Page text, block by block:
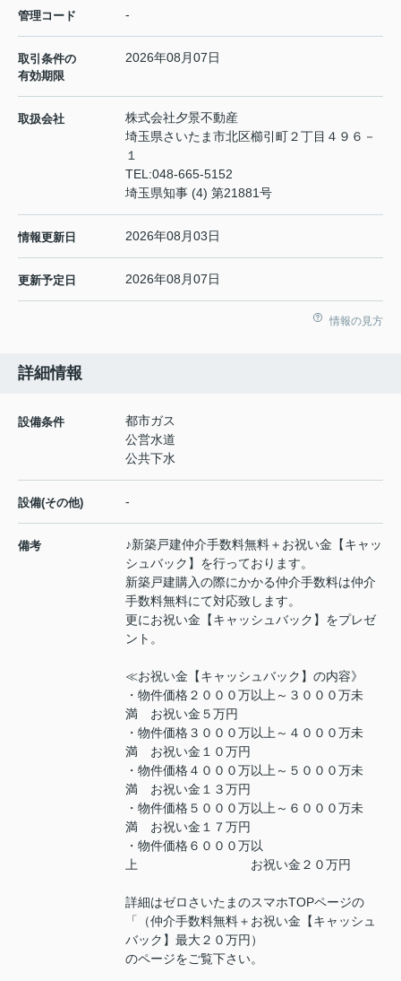
管理コード -
取引条件の
有効期限
2026年08月07日
取扱会社
株式会社夕景不動産
埼玉県さいたま市北区櫛引町２丁目４９６－
１
TEL:048-665-5152
埼玉県知事 (4) 第21881号
情報更新日 2026年08月03日
更新予定日 2026年08月07日
情報の見方
詳細情報
設備条件
都市ガス
公営水道
公共下水
設備(その他) -
備考
♪新築戸建仲介手数料無料＋お祝い金【キャッ
シュバック】を行っております。
新築戸建購入の際にかかる仲介手数料は仲介
手数料無料にて対応致します。
更にお祝い金【キャッシュバック】をプレゼ
ント。
≪お祝い金【キャッシュバック】の内容》
・物件価格２０００万以上～３０００万未
満 お祝い金５万円
・物件価格３０００万以上～４０００万未
満 お祝い金１０万円
・物件価格４０００万以上～５０００万未
満 お祝い金１３万円
・物件価格５０００万以上～６０００万未
満 お祝い金１７万円
・物件価格６０００万以
上 お祝い金２０万円
詳細はゼロさいたまのスマホTOPページの
「（仲介手数料無料＋お祝い金【キャッシュ
バック】最大２０万円）
のページをご覧下さい。